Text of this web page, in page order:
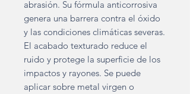
abrasión. Su fórmula anticorrosiva
genera una barrera contra el óxido
y las condiciones climáticas severas.
El acabado texturado reduce el
ruido y protege la superficie de los
impactos y rayones. Se puede
aplicar sobre metal virgen o